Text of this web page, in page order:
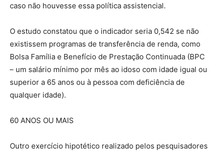
caso não houvesse essa política assistencial.
O estudo constatou que o indicador seria 0,542 se não
existissem programas de transferência de renda, como
Bolsa Família e Benefício de Prestação Continuada (BPC
– um salário mínimo por mês ao idoso com idade igual ou
superior a 65 anos ou à pessoa com deficiência de
qualquer idade).
60 ANOS OU MAIS
Outro exercício hipotético realizado pelos pesquisadores